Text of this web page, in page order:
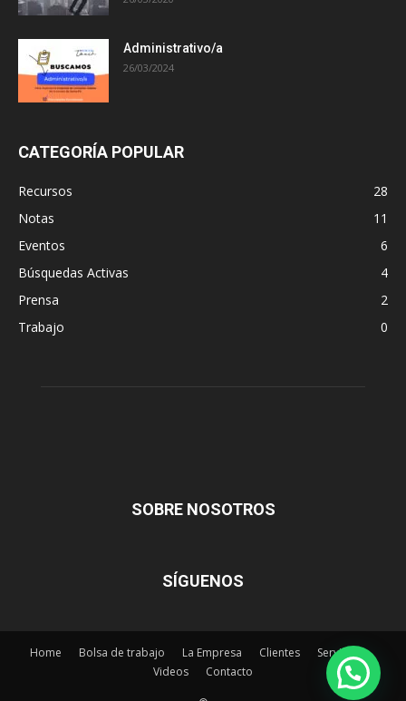
Administrativo/a
26/03/2024
CATEGORÍA POPULAR
Recursos
28
Notas
11
Eventos
6
Búsquedas Activas
4
Prensa
2
Trabajo
0
SOBRE NOSOTROS
SÍGUENOS
Home Bolsa de trabajo La Empresa Clientes
Servicios
Videos
Contacto